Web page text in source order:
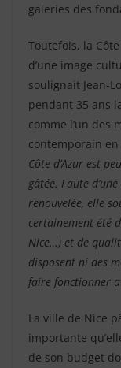
galeries des
Toutefois, la
d’une image
soulignait Jean-
pendant 35 ans
comme l’un des
contemporain
Côte d’Azur est
gâtée. Faute
renouvelée, elle
certainement été
Nice…) et de
disposent ni des
faire fonctionner
La ville de Nice
importante
de son budget